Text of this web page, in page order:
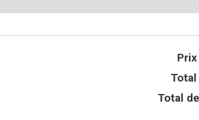
Total